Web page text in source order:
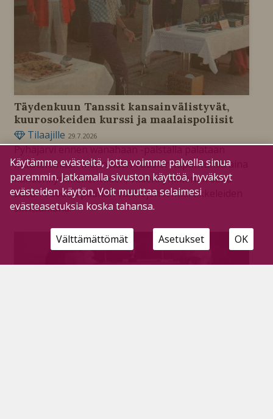
Täydenkuun Tanssit kansainvälistyvät,
kuurosokeiden kurssi ja maalaispoliisit
Tilaajille 29.7.2026
Pyhäjärvi ennen wanahaan -palstalla palataan
muistelemaan menneiden vuosien tapahtumia aina
kahdenkymmenenviiden, viidenkymmenen sekä
sadan vuoden päähän vanhojen lehtiartikkeleiden
siivittämänä.
Käytämme evästeitä, jotta voimme palvella sinua
paremmin. Jatkamalla sivuston käyttöä, hyväksyt
evästeiden käytön. Voit muuttaa selaimesi
evästeasetuksia koska tahansa.
Välttämättömät Asetukset OK